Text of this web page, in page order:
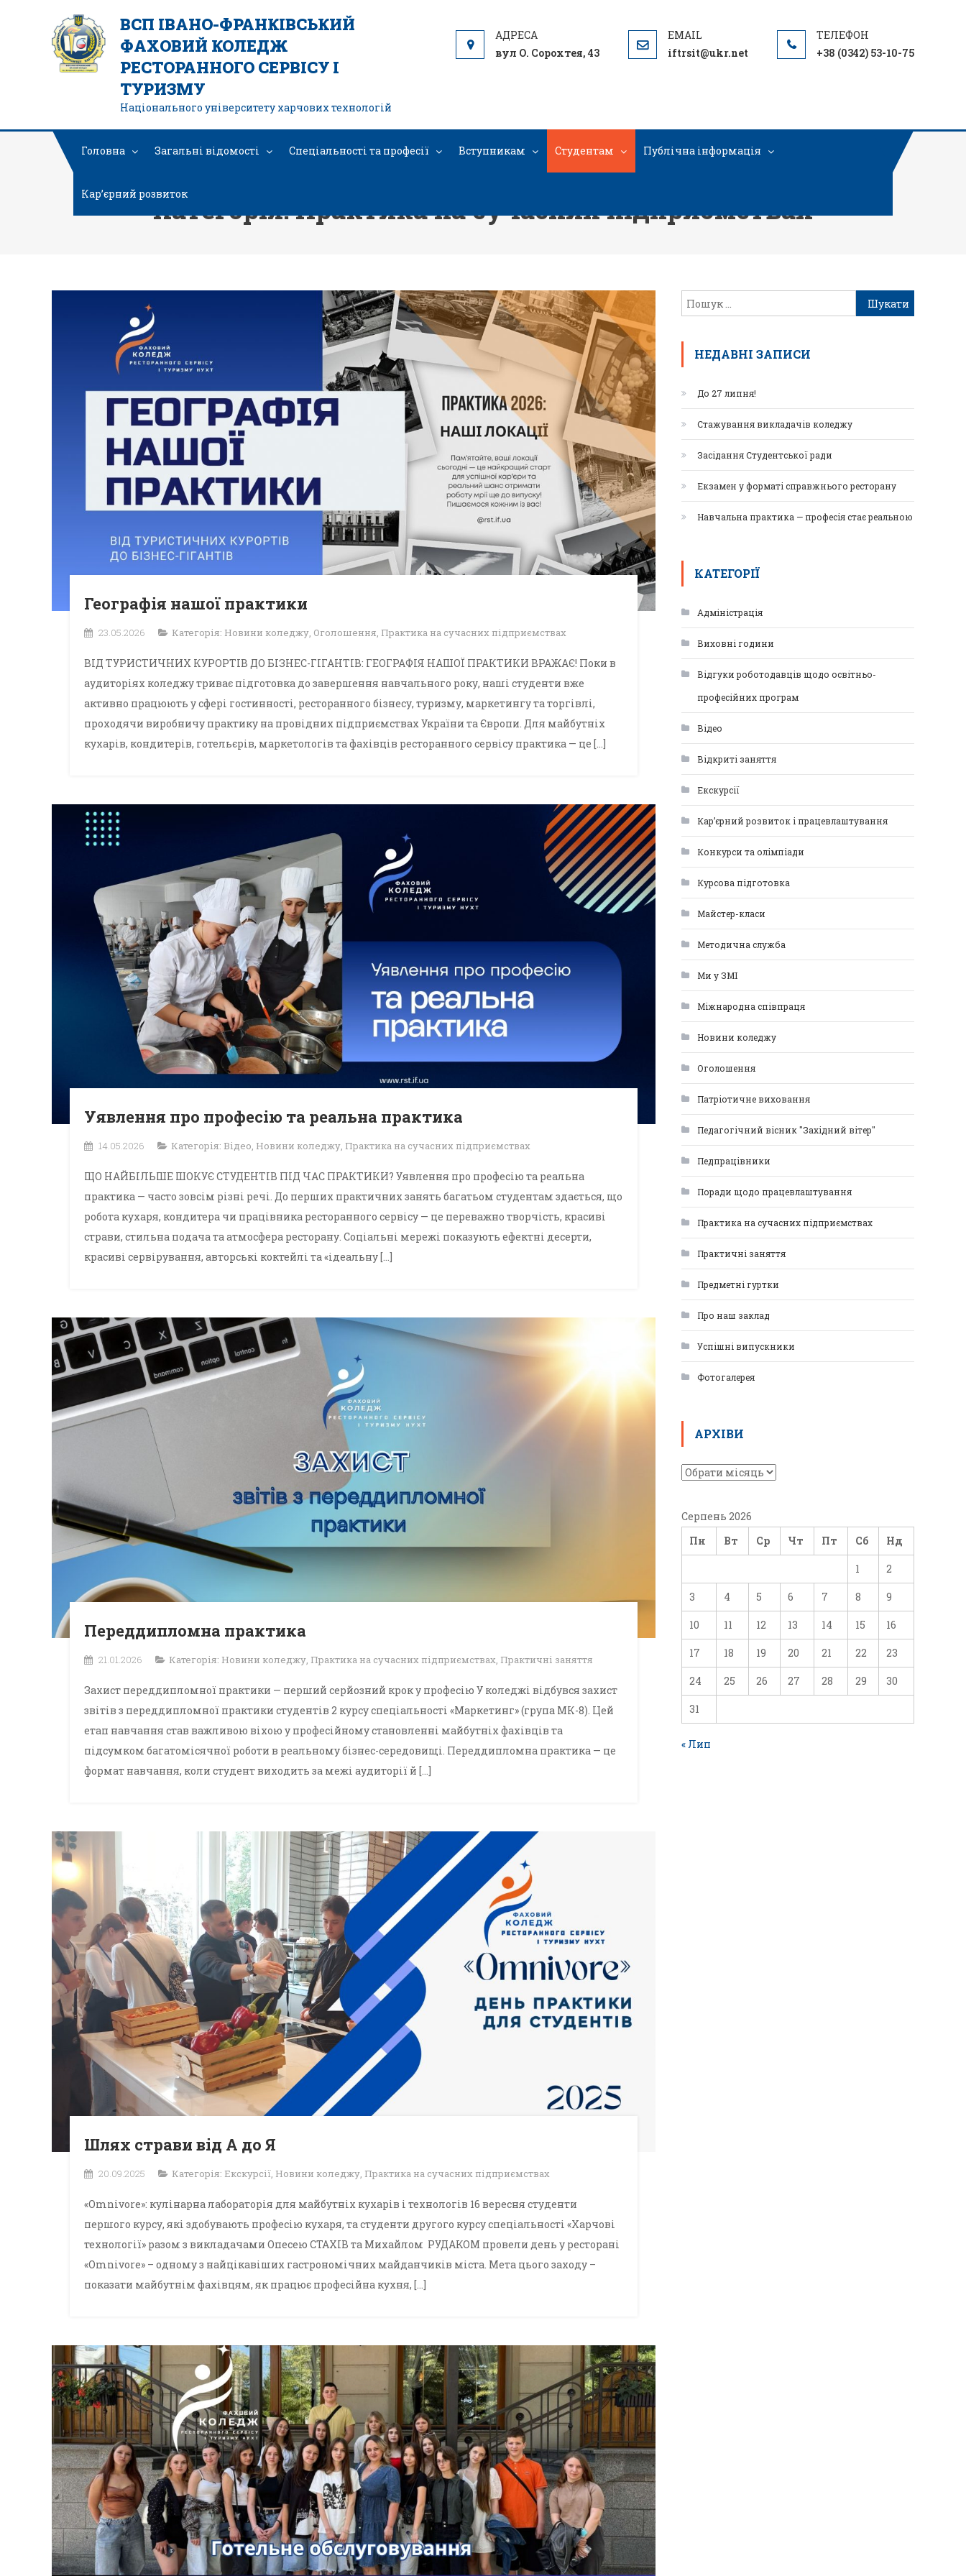
ВСП ІВАНО-ФРАНКІВСЬКИЙ
ФАХОВИЙ КОЛЕДЖ
РЕСТОРАННОГО СЕРВІСУ І
ТУРИЗМУ
Національного університету харчових технологій
вул О. Сорохтея, 43 iftrsit@ukr.net +38 (0342) 53-10-75
Головна Загальні відомості Спеціальності та професії Вступникам Студентам Публічна інформація
Кар’єрний розвитокКатегорія: Практика на сучасних підприємствах
Географія нашої практики
23.05.2026 Категорія: Новини коледжу, Оголошення, Практика на сучасних підприємствах
ВІД ТУРИСТИЧНИХ КУРОРТІВ ДО БІЗНЕС-ГІГАНТІВ: ГЕОГРАФІЯ НАШОЇ ПРАКТИКИ ВРАЖАЄ! Поки в
аудиторіях коледжу триває підготовка до завершення навчального року, наші студенти вже
активно працюють у сфері гостинності, ресторанного бізнесу, туризму, маркетингу та торгівлі,
проходячи виробничу практику на провідних підприємствах України та Європи. Для майбутніх
кухарів, кондитерів, готельєрів, маркетологів та фахівців ресторанного сервісу практика — це […]
Уявлення про професію та реальна практика
14.05.2026 Категорія: Відео, Новини коледжу, Практика на сучасних підприємствах
ЩО НАЙБІЛЬШЕ ШОКУЄ СТУДЕНТІВ ПІД ЧАС ПРАКТИКИ? Уявлення про професію та реальна
практика — часто зовсім різні речі. До перших практичних занять багатьом студентам здається, що
робота кухаря, кондитера чи працівника ресторанного сервісу — це переважно творчість, красиві
страви, стильна подача та атмосфера ресторану. Соціальні мережі показують ефектні десерти,
красиві сервірування, авторські коктейлі та «ідеальну […]
Переддипломна практика
21.01.2026 Категорія: Новини коледжу, Практика на сучасних підприємствах, Практичні заняття
Захист переддипломної практики — перший серйозний крок у професію У коледжі відбувся захист
звітів з переддипломної практики студентів 2 курсу спеціальності «Маркетинг» (група МК-8). Цей
етап навчання став важливою віхою у професійному становленні майбутніх фахівців та
підсумком багатомісячної роботи в реальному бізнес-середовищі. Переддипломна практика — це
формат навчання, коли студент виходить за межі аудиторії й […]
Шлях страви від А до Я
20.09.2025 Категорія: Екскурсії, Новини коледжу, Практика на сучасних підприємствах
«Omnivore»: кулінарна лабораторія для майбутніх кухарів і технологів 16 вересня студенти
першого курсу, які здобувають професію кухаря, та студенти другого курсу спеціальності «Харчові
технології» разом з викладачами Опесею СТАХІВ та Михайлом РУДАКОМ провели день у ресторані
«Omnivore» – одному з найцікавіших гастрономічних майданчиків міста. Мета цього заходу –
показати майбутнім фахівцям, як працює професійна кухня, […]
НЕДАВНІ ЗАПИСИ
До 27 липня!
Стажування викладачів коледжу
Засідання Студентської ради
Екзамен у форматі справжнього ресторану
Навчальна практика — професія стає реальною
КАТЕГОРІЇ
Адміністрація
Виховні години
Відгуки роботодавців щодо освітньо-
професійних програм
Відео
Відкриті заняття
Екскурсії
Кар’єрний розвиток і працевлаштування
Конкурси та олімпіади
Курсова підготовка
Майстер-класи
Методична служба
Ми у ЗМІ
Міжнародна співпраця
Новини коледжу
Оголошення
Патріотичне виховання
Педагогічний вісник "Західний вітер"
Педпрацівники
Поради щодо працевлаштування
Практика на сучасних підприємствах
Практичні заняття
Предметні гуртки
Про наш заклад
Успішні випускники
Фотогалерея
АРХІВИ
Серпень 2026
Пн
Вт Ср Чт Пт Сб Нд
1 2
3 4 5 6 7 8 9
10 11 12 13 14 15 16
17 18 19 20 21 22 23
24 25 26 27 28 29 30
31
« Лип